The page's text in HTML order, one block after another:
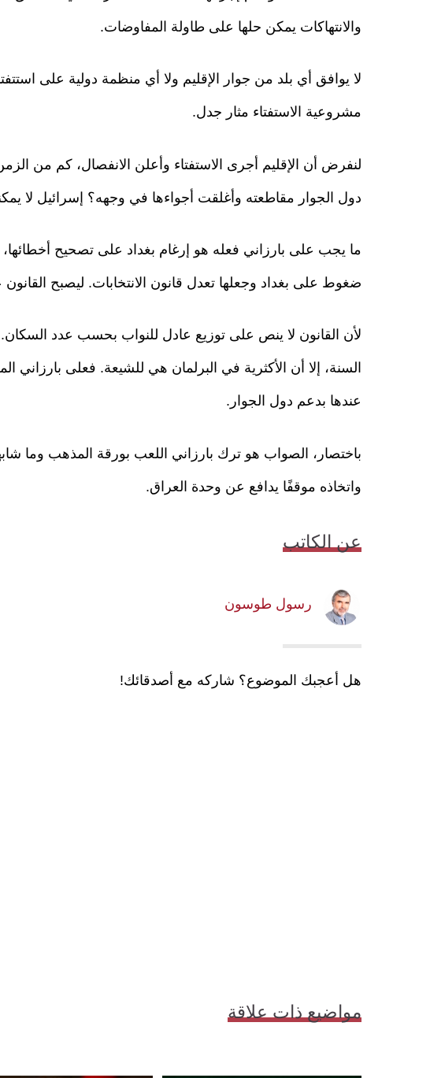
والانتهاكات يمكن حلها على طاولة المفاوضات.
لا يوافق أي بلد من جوار الإقليم ولا أي منظمة دولية على
مشروعية الاستفتاء مثار جدل.
لنفرض أن الإقليم أجرى الاستفتاء وأعلن الانفصال، كم من
دول الجوار مقاطعته وأغلقت أجواءها في وجهه؟ إسرائيل لا
ما يجب على بارزاني فعله هو إرغام بغداد على تصحيح
ضغوط على بغداد وجعلها تعدل قانون الانتخابات. ليصبح
لأن القانون لا ينص على توزيع عادل للنواب بحسب عدد
السنة، إلا أن الأكثرية في البرلمان هي للشيعة. فعلى بارزاني
عندها بدعم دول الجوار.
باختصار، الصواب هو ترك بارزاني اللعب بورقة المذهب وما
واتخاذه موقفًا يدافع عن وحدة العراق.
عن الكاتب
رسول طوسون
هل أعجبك الموضوع؟ شاركه مع أصدقائك!
مواضيع ذات علاقة